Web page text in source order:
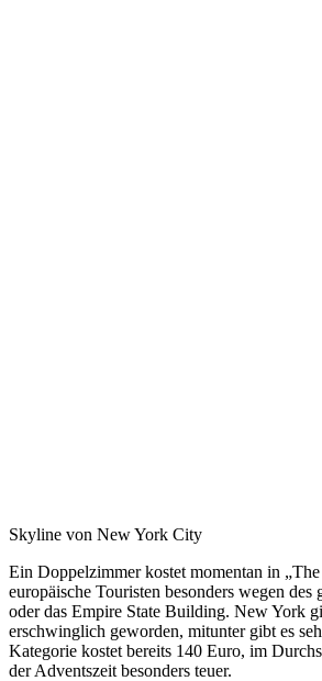
Skyline von New York City
Ein Doppelzimmer kostet momentan in
europäische Touristen besonders wegen
oder das Empire State Building. New York
erschwinglich geworden, mitunter gibt es
Kategorie kostet bereits 140 Euro, im
der Adventszeit besonders teuer.